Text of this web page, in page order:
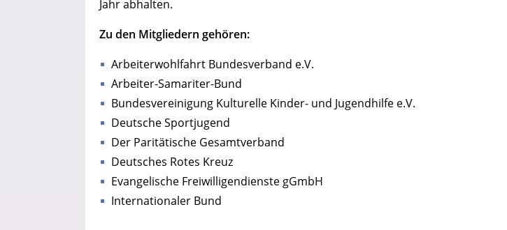
Jahr abhalten.
Zu den Mitgliedern gehören:
Arbeiterwohlfahrt Bundesverband e.V.
Arbeiter-Samariter-Bund
Bundesvereinigung Kulturelle Kinder- und Jugendhilfe e.V.
Deutsche Sportjugend
Der Paritätische Gesamtverband
Deutsches Rotes Kreuz
Evangelische Freiwilligendienste gGmbH
Internationaler Bund